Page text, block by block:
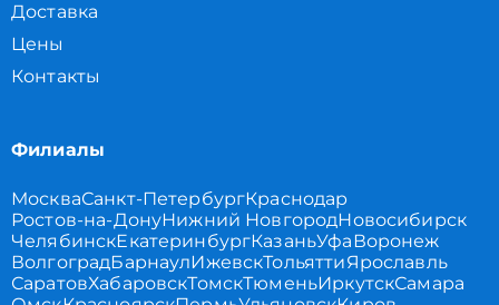
Доставка
Цены
Контакты
Филиалы
МоскваСанкт-ПетербургКраснодар
Ростов-на-ДонуНижний НовгородНовосибирск
ЧелябинскЕкатеринбургКазаньУфаВоронеж
ВолгоградБарнаулИжевскТольяттиЯрославль
СаратовХабаровскТомскТюменьИркутскСамара